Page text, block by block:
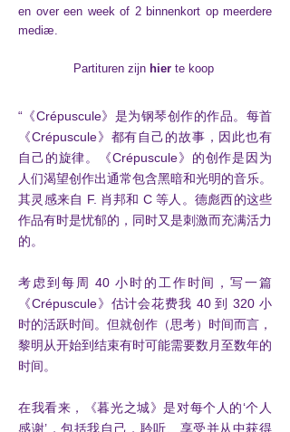
en over een week of 2 binnenkort op meerdere
mediæ.
Partituren zijn hierte koop
“《Crépuscule》是为钢琴创作的作品。每首
《Crépuscule》都有自己的故事，因此也有
自己的旋律。《Crépuscule》的创作是因为
人们渴望创作出通常包含黑暗和光明的音乐。
其灵感来自 F. 肖邦和 C 等人。德彪西的这些
作品有时是忧郁的，同时又是刺激而充满活力
的。
考虑到每周 40 小时的工作时间，写一篇
《Crépuscule》估计会花费我 40 到 320 小
时的活跃时间。但就创作（思考）时间而言，
黎明从开始到结束有时可能需要数月至数年的
时间。
在我看来，《暮光之城》是对每个人的‘个人
感谢’，包括我自己，聆听、享受并从中获得